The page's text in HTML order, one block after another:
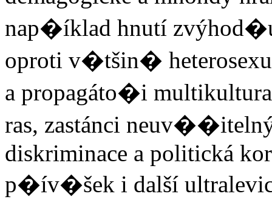
nap�íklad hnutí
oproti v�tšin�
a propagáto�i
ras, zastánci
diskriminace a politická
p�ív�šek i další